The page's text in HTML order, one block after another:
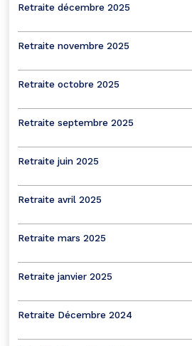
Retraite décembre 2025
Retraite novembre 2025
Retraite octobre 2025
Retraite septembre 2025
Retraite juin 2025
Retraite avril 2025
Retraite mars 2025
Retraite janvier 2025
Retraite Décembre 2024